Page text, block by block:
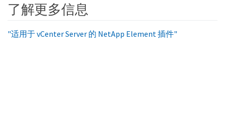
了解更多信息
"适用于 vCenter Server 的 NetApp Element 插件"